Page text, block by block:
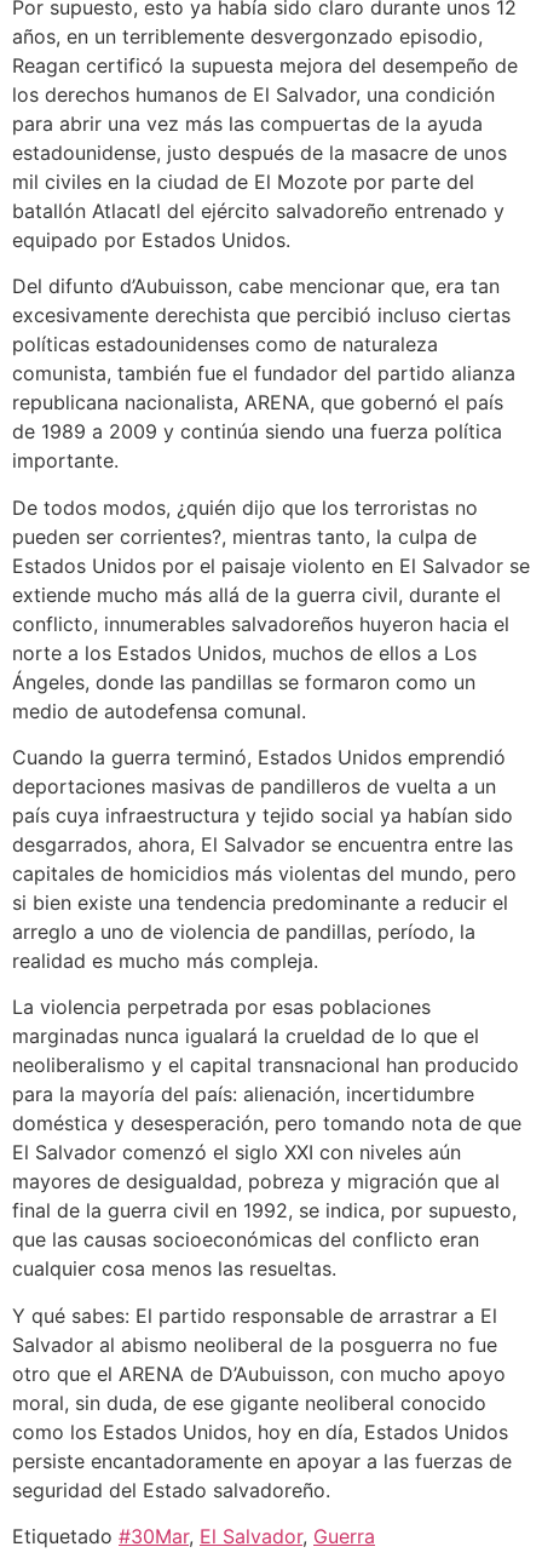
Por supuesto, esto ya había sido claro durante unos 12
años, en un terriblemente desvergonzado episodio,
Reagan certificó la supuesta mejora del desempeño de
los derechos humanos de El Salvador, una condición
para abrir una vez más las compuertas de la ayuda
estadounidense, justo después de la masacre de unos
mil civiles en la ciudad de El Mozote por parte del
batallón Atlacatl del ejército salvadoreño entrenado y
equipado por Estados Unidos.
Del difunto d’Aubuisson, cabe mencionar que, era tan
excesivamente derechista que percibió incluso ciertas
políticas estadounidenses como de naturaleza
comunista, también fue el fundador del partido alianza
republicana nacionalista, ARENA, que gobernó el país
de 1989 a 2009 y continúa siendo una fuerza política
importante.
De todos modos, ¿quién dijo que los terroristas no
pueden ser corrientes?, mientras tanto, la culpa de
Estados Unidos por el paisaje violento en El Salvador se
extiende mucho más allá de la guerra civil, durante el
conflicto, innumerables salvadoreños huyeron hacia el
norte a los Estados Unidos, muchos de ellos a Los
Ángeles, donde las pandillas se formaron como un
medio de autodefensa comunal.
Cuando la guerra terminó, Estados Unidos emprendió
deportaciones masivas de pandilleros de vuelta a un
país cuya infraestructura y tejido social ya habían sido
desgarrados, ahora, El Salvador se encuentra entre las
capitales de homicidios más violentas del mundo, pero
si bien existe una tendencia predominante a reducir el
arreglo a uno de violencia de pandillas, período, la
realidad es mucho más compleja.
La violencia perpetrada por esas poblaciones
marginadas nunca igualará la crueldad de lo que el
neoliberalismo y el capital transnacional han producido
para la mayoría del país: alienación, incertidumbre
doméstica y desesperación, pero tomando nota de que
El Salvador comenzó el siglo XXI con niveles aún
mayores de desigualdad, pobreza y migración que al
final de la guerra civil en 1992, se indica, por supuesto,
que las causas socioeconómicas del conflicto eran
cualquier cosa menos las resueltas.
Y qué sabes: El partido responsable de arrastrar a El
Salvador al abismo neoliberal de la posguerra no fue
otro que el ARENA de D’Aubuisson, con mucho apoyo
moral, sin duda, de ese gigante neoliberal conocido
como los Estados Unidos, hoy en día, Estados Unidos
persiste encantadoramente en apoyar a las fuerzas de
seguridad del Estado salvadoreño.
Etiquetado #30Mar, El Salvador, Guerra